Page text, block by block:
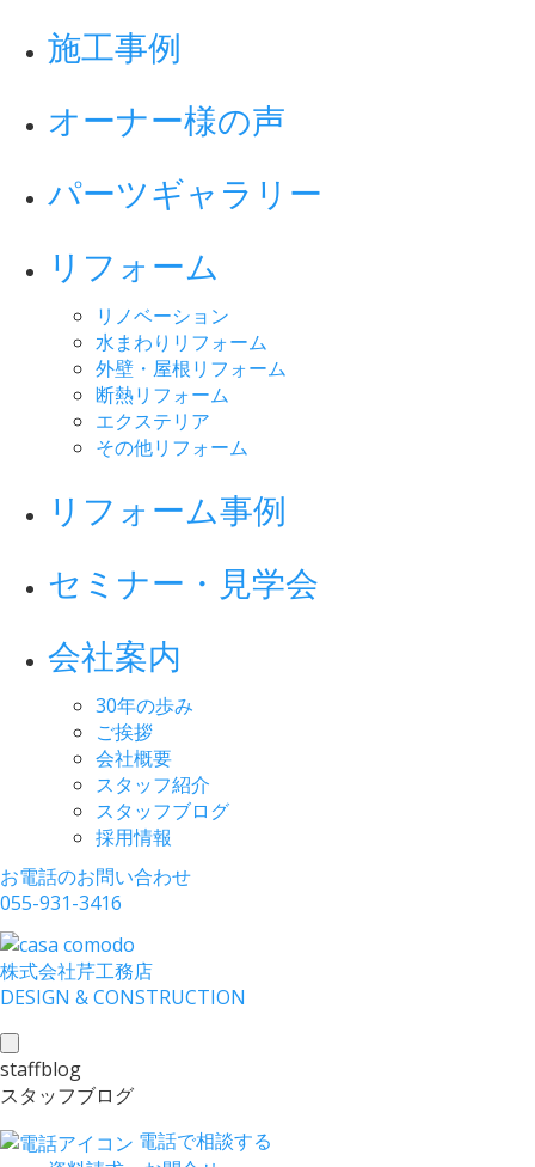
施工事例
オーナー様の声
パーツギャラリー
リフォーム
リノベーション
水まわりリフォーム
外壁・屋根リフォーム
断熱リフォーム
エクステリア
その他リフォーム
リフォーム事例
セミナー・見学会
会社案内
30年の歩み
ご挨拶
会社概要
スタッフ紹介
スタッフブログ
採用情報
お電話のお問い合わせ
055-931-3416
株式会社芹工務店
DESIGN &CONSTRUCTION
toggle
navigation
staffblog
スタッフブログ
電話で相談する